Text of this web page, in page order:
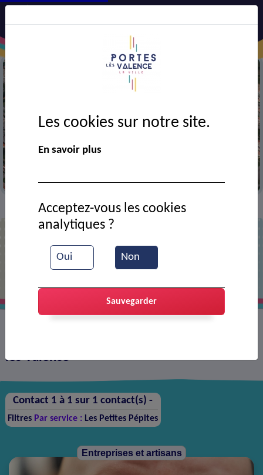
> Annuaire
Liste des contacts
lès-Valence
Contact 1 à 1 sur 1 contact(s) -
Filtres Par service : Les Petites Pépites
Entreprises et artisans
Les cookies sur notre site.
En savoir plus
Oui Non
Acceptez-vous les cookies
analytiques ?
Sauvegarder